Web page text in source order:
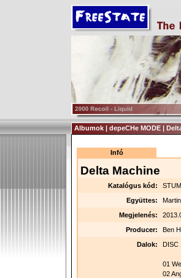
Albumok | depeCHe MODE |
Infó
Delta Machine
Katalógus kód:
Együttes:
Megjelenés:
Producer:
Ben
Dalok:
DISC
01
02